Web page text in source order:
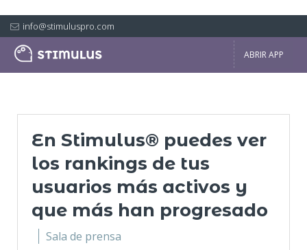
info@stimuluspro.com
ABRIR APP
En Stimulus® puedes ver
los rankings de tus
usuarios más activos y
que más han progresado
Sala de prensa